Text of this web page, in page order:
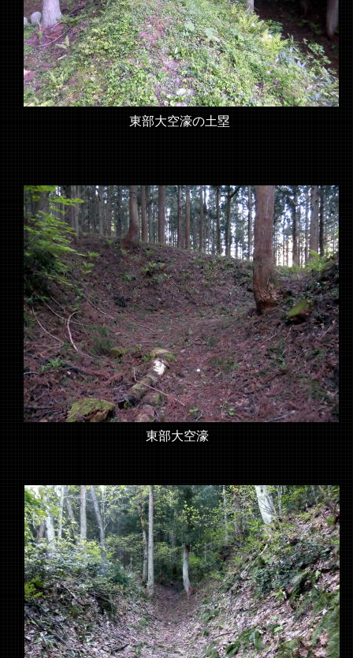
東部大空濠
東部大空濠の土塁